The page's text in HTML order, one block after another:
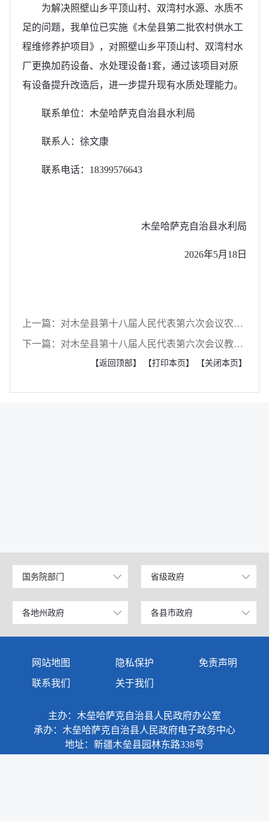
为解决照壁山乡平顶山村、双湾村水源、水质不
足的问题，我单位已实施《木垒县第二批农村供水工
程维修养护项目》，对照壁山乡平顶山村、双湾村水
厂更换加药设备、水处理设备1套，通过该项目对原
有设备提升改造后，进一步提升现有水质处理能力。
联系单位：木垒哈萨克自治县水利局
联系人：徐文康
联系电话：18399576643
木垒哈萨克自治县水利局
2026年5月18日
上一篇：对木垒县第十八届人民代表第六次会议农林水牧类建议（第15号）的答复
下一篇：对木垒县第十八届人民代表第六次会议教科文卫类建议（第44号）的答复
【返回顶部】 【打印本页】 【关闭本页】
国务院部门
公安部
工业和信息化部
科学技术部
教育部
国家发展和改革委员会
国防部
省级政府
北京
上海
广东
天津
江苏
山东
浙江
各地州政府
乌鲁木齐市
博尔塔拉蒙古自治州
克拉玛依市
各县市政府
昌吉市
吉木萨尔县
奇台县
网站地图 隐私保护
免责声明
联系我们
关于我们
主办：木垒哈萨克自治县人民政府办公室
承办：木垒哈萨克自治县人民政府电子政务中心
地址：新疆木垒县园林东路338号